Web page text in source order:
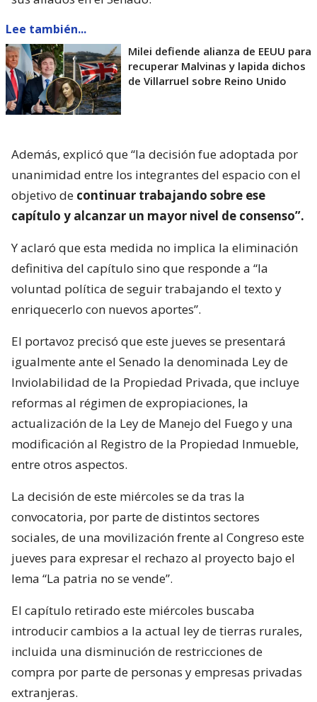
Lee también...
Milei defiende alianza de EEUU para
recuperar Malvinas y lapida dichos
de Villarruel sobre Reino Unido
Además, explicó que “la decisión fue adoptada por
unanimidad entre los integrantes del espacio con el
objetivo de continuar trabajando sobre ese
capítulo y alcanzar un mayor nivel de consenso”.
Y aclaró que esta medida no implica la eliminación
definitiva del capítulo sino que responde a “la
voluntad política de seguir trabajando el texto y
enriquecerlo con nuevos aportes”.
El portavoz precisó que este jueves se presentará
igualmente ante el Senado la denominada Ley de
Inviolabilidad de la Propiedad Privada, que incluye
reformas al régimen de expropiaciones, la
actualización de la Ley de Manejo del Fuego y una
modificación al Registro de la Propiedad Inmueble,
entre otros aspectos.
La decisión de este miércoles se da tras la
convocatoria, por parte de distintos sectores
sociales, de una movilización frente al Congreso este
jueves para expresar el rechazo al proyecto bajo el
lema “La patria no se vende”.
El capítulo retirado este miércoles buscaba
introducir cambios a la actual ley de tierras rurales,
incluida una disminución de restricciones de
compra por parte de personas y empresas privadas
extranjeras.